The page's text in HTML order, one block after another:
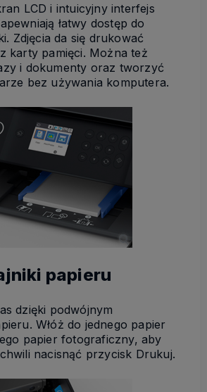
LCD i intuicyjny interfejs
łatwy dostęp do
Zdjęcia da się drukować
karty pamięci. Można też
i dokumenty oraz tworzyć
bez używania komputera.
papieru
dzięki podwójnym
Włóż do jednego papier
papier fotograficzny, aby
nacisnąć przycisk Drukuj.